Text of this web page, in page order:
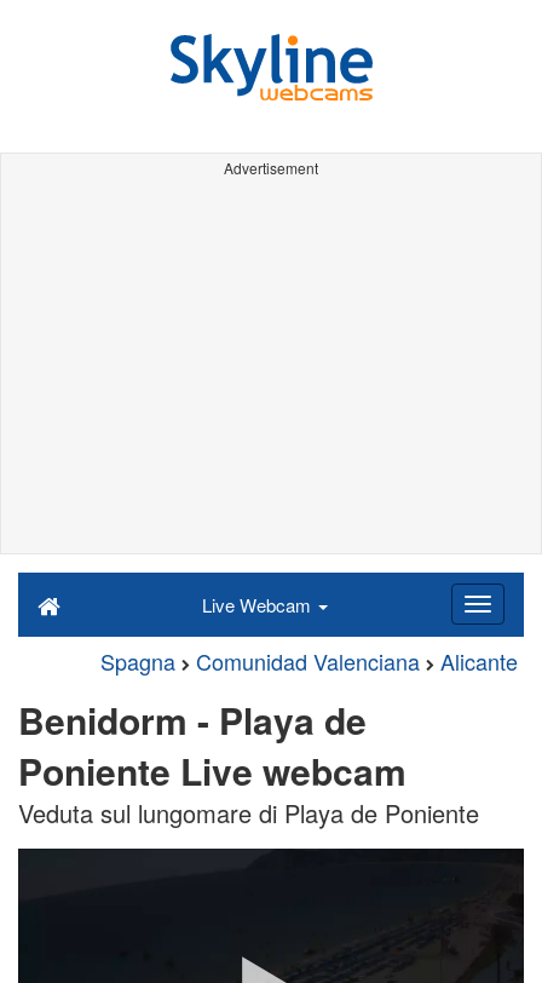
Advertisement
Live Webcam
Spagna Comunidad Valenciana Alicante
Benidorm - Playa de
Poniente Live webcam
Veduta sul lungomare di Playa de Poniente